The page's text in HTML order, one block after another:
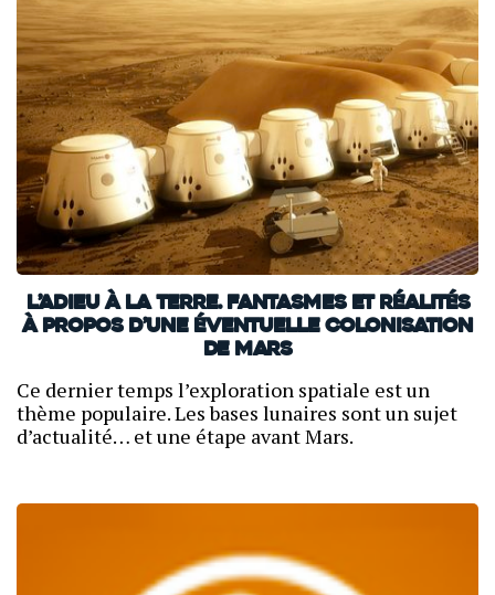
L’Adieu à la Terre. Fantasmes et réalités
à propos d’une éventuelle colonisation
de Mars
Ce dernier temps l’exploration spatiale est un
thème populaire. Les bases lunaires sont un sujet
d’actualité… et une étape avant Mars.